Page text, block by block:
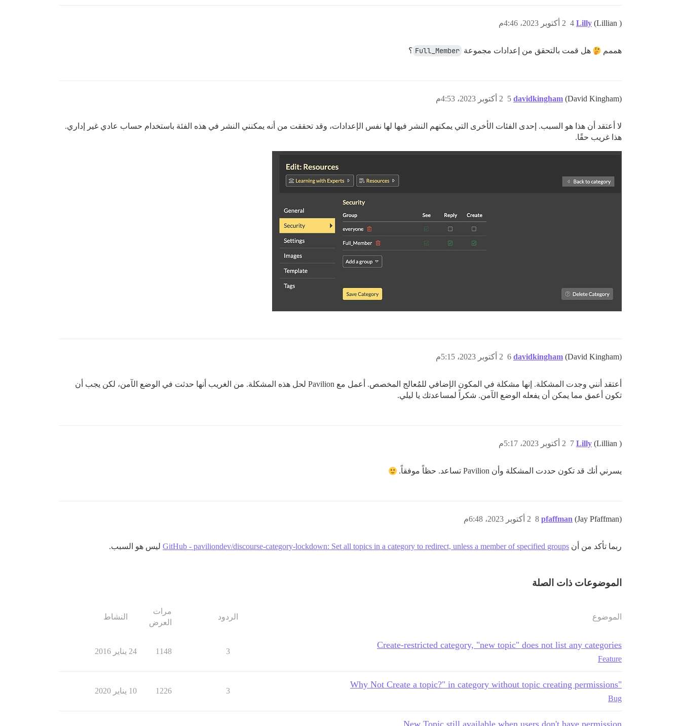
Lilly (Lillian ) 2 أكتوبر 2023، 4:46م 4
هممم هل قمت بالتحقق من إعدادات مجموعة Full_Member ؟
davidkingham (David Kingham) 2 أكتوبر 2023، 4:53م 5
لا أعتقد أن هذا هو السبب. إحدى الفئات الأخرى التي يمكنهم النشر فيها لها نفس الإعدادات، وقد تحققت من أنه يمكنني النشر في هذه الفئة باستخدام حساب عادي غير إداري.
هذا غريب حقًا.
davidkingham (David Kingham) 2 أكتوبر 2023، 5:15م 6
أعتقد أنني وجدت المشكلة. إنها مشكلة في المكون الإضافي للمُعالج المخصص. أعمل مع Pavilion لحل هذه المشكلة. من الغريب أنها حدثت في الوضع الآمن، لكن يجب أن
تكون أعمق مما يمكن أن يفعله الوضع الآمن. شكراً لمساعدتك يا ليلي.
Lilly (Lillian ) 2 أكتوبر 2023، 5:17م 7
يسرني أنك قد تكون حددت المشكلة وأن Pavilion تساعد. حظاً موفقاً.
pfaffman (Jay Pfaffman) 2 أكتوبر 2023، 6:48م 8
ربما تأكد من أن GitHub - paviliondev/discourse-category-lockdown: Set all topics in a category to redirect, unless a member of specified groups ليس هو السبب.
الموضوعات ذات الصلة
الموضوع الردود
مرات
العرض
النشاط
Create-restricted category, "new topic" does not list any categories
Feature
3
1148 24 يناير 2016
"Why Not Create a topic?" in category without topic creating permissions
Bug
3
1226 10 يناير 2020
New Topic still available when users don't have permission